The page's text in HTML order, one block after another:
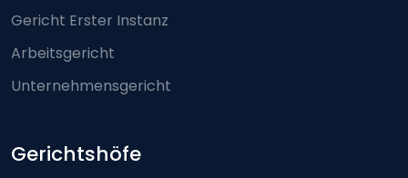
Gericht Erster Instanz
Arbeitsgericht
Unternehmensgericht
Gerichtshöfe